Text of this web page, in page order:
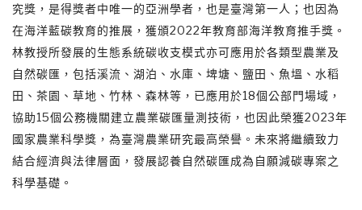
究獎，是得獎者中唯一的亞洲學者，也是臺灣第一人；也因為
在海洋藍碳教育的推展，獲頒2022年教育部海洋教育推手獎。
林教授所發展的生態系統碳收支模式亦可應用於各類型農業及
自然碳匯，包括溪流、湖泊、水庫、埤塘、鹽田、魚塭、水稻
田、茶園、草地、竹林、森林等，已應用於18個公部門場域，
協助15個公務機關建立農業碳匯量測技術，也因此榮獲2023年
國家農業科學獎，為臺灣農業研究最高榮譽。未來將繼續致力
結合經濟與法律層面，發展認養自然碳匯成為自願減碳專案之
科學基礎。